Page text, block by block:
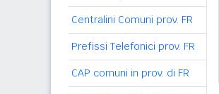
Centralini Comuni prov. FR
Prefissi Telefonici prov. FR
CAP comuni in prov. di FR